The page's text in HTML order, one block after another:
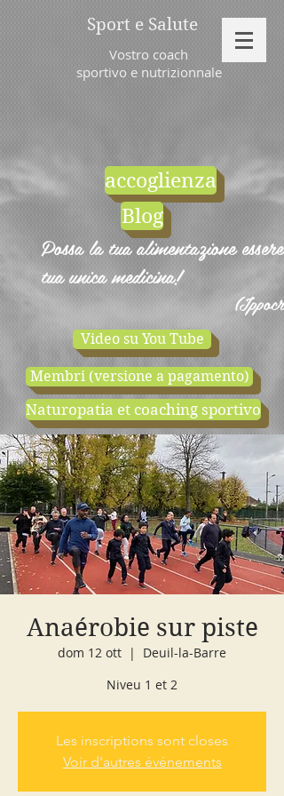
Sport e Salute
Vostro coach
sportivo e nutrizionnale
accoglienza
Blog
Possa la tua alimentazione essere
tua unica medicina!
Video su You Tube
Membri (versione a pagamento)
Naturopatia et coaching sportivo
cours d'essai negozio
Anaérobie sur piste
dom 12 ott
  |
Deuil-la-Barre
Niveu 1 et 2
Les inscriptions sont closes
Voir d'autres événements